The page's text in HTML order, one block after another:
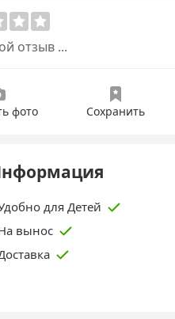
отзыв ...
фото Сохранить
для Детей
вынос